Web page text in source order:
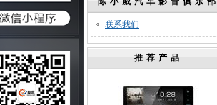
联系我们
推荐产品